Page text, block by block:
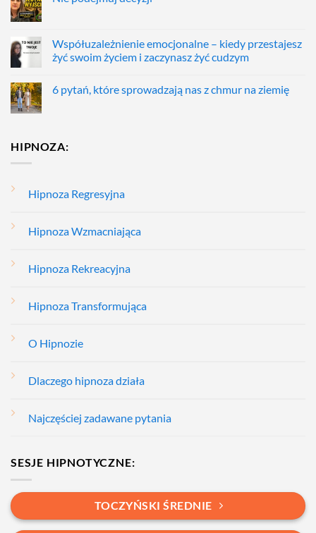
Współuzależnienie emocjonalne – kiedy przestajesz
żyć swoim życiem i zaczynasz żyć cudzym
6 pytań, które sprowadzają nas z chmur na ziemię
HIPNOZA:
Hipnoza Regresyjna
Hipnoza Wzmacniająca
Hipnoza Rekreacyjna
Hipnoza Transformująca
O Hipnozie
Dlaczego hipnoza działa
Najczęściej zadawane pytania
SESJE HIPNOTYCZNE:
TOCZYŃSKI ŚREDNIE